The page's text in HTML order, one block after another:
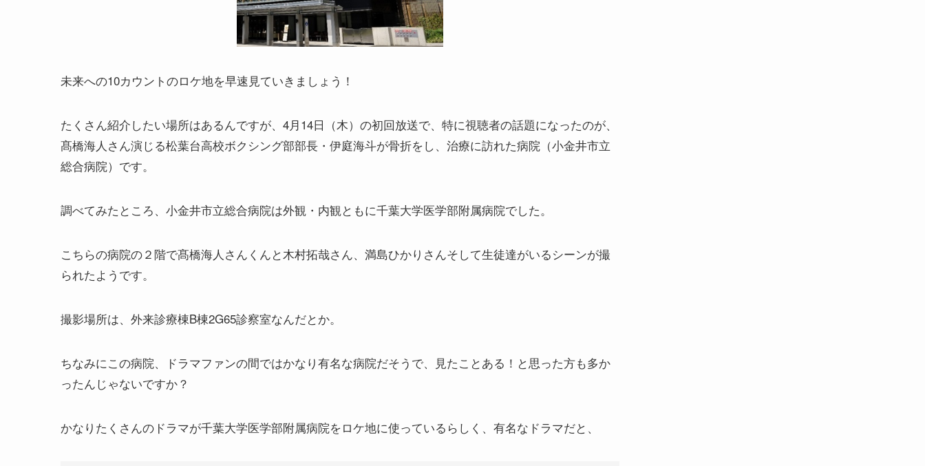
未来への10カウントのロケ地を早速見ていきましょう！
たくさん紹介したい場所はあるんですが、4月14日（木）の初回放送で、特に視聴者の話題になったのが、
髙橋海人さん演じる松葉台高校ボクシング部部長・伊庭海斗が骨折をし、治療に訪れた病院（小金井市立
総合病院）です。
調べてみたところ、小金井市立総合病院は外観・内観ともに千葉大学医学部附属病院でした。
こちらの病院の２階で髙橋海人さんくんと木村拓哉さん、満島ひかりさんそして生徒達がいるシーンが撮
られたようです。
撮影場所は、外来診療棟B棟2G65診察室なんだとか。
ちなみにこの病院、ドラマファンの間ではかなり有名な病院だそうで、見たことある！と思った方も多か
ったんじゃないですか？
かなりたくさんのドラマが千葉大学医学部附属病院をロケ地に使っているらしく、有名なドラマだと、